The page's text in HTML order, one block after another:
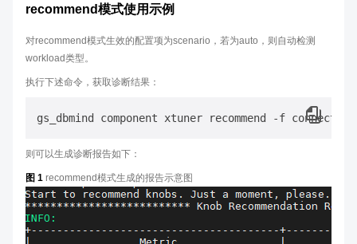
recommend模式使用示例
对recommend模式生效的配置项为scenario，若为auto，则自动检测
workload类型。
执行下述命令，获取诊断结果：
则可以生成诊断报告如下：
图 1 recommend模式生成的报告示意图